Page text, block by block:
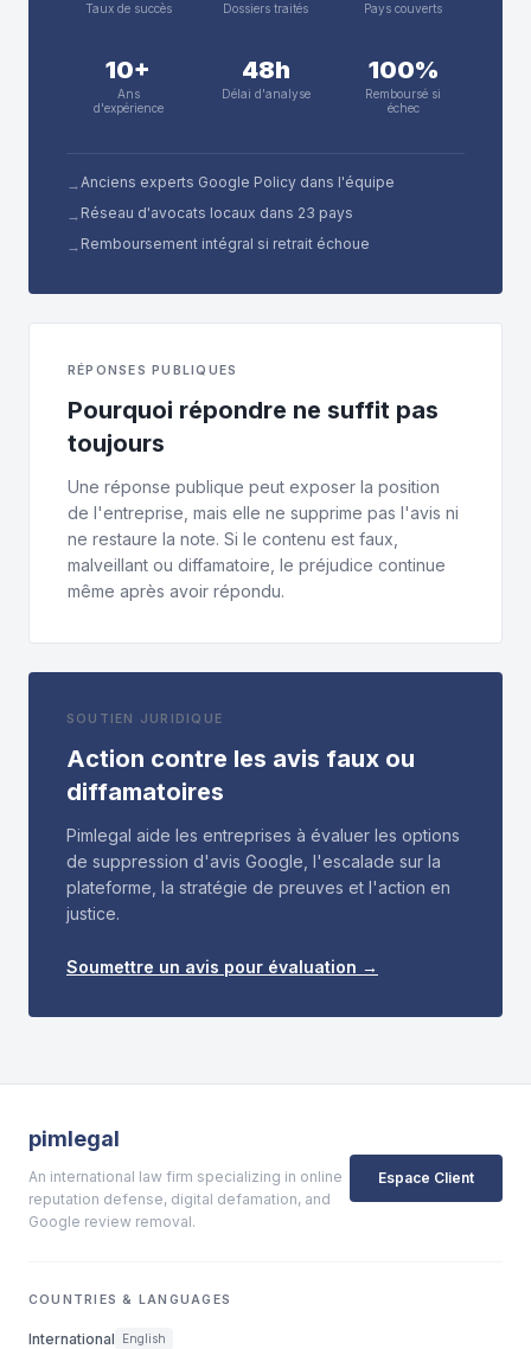
Taux de succès Dossiers traités Pays couverts
10+
Ans
d'expérience
48h
Délai d'analyse
100%
Remboursé si
échec
→Anciens experts Google Policy dans l'équipe
→ Réseau d'avocats locaux dans 23 pays
→ Remboursement intégral si retrait échoue
RÉPONSES PUBLIQUES
Pourquoi répondre ne suffit pas
toujours
Une réponse publique peut exposer la position
de l'entreprise, mais elle ne supprime pas l'avis ni
ne restaure la note. Si le contenu est faux,
malveillant ou diffamatoire, le préjudice continue
même après avoir répondu.
SOUTIEN JURIDIQUE
Action contre les avis faux ou
diffamatoires
Pimlegal aide les entreprises à évaluer les options
de suppression d'avis Google, l'escalade sur la
plateforme, la stratégie de preuves et l'action en
justice.
Soumettre un avis pour évaluation →
pimlegal
An international law firm specializing in online
reputation defense, digital defamation, and
Google review removal.
Espace Client
COUNTRIES & LANGUAGES
International English